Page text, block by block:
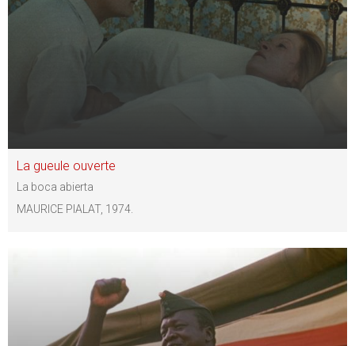
La gueule ouverte
La boca abierta
MAURICE PIALAT, 1974.